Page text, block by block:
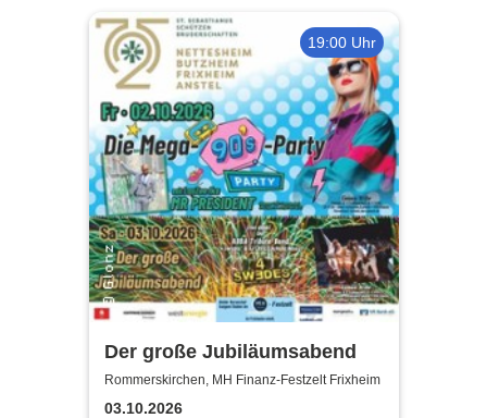
19:00 Uhr
Der große Jubiläumsabend
Rommerskirchen, MH Finanz-Festzelt Frixheim
03.10.2026